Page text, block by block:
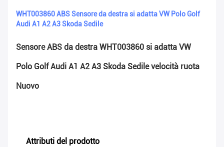
WHT003860 ABS Sensore da destra si adatta VW Polo Golf
Audi A1 A2 A3 Skoda Sedile
Sensore ABS da destra WHT003860 si adatta VW
Polo Golf Audi A1 A2 A3 Skoda Sedile velocità ruota
Nuovo
Attributi del prodotto